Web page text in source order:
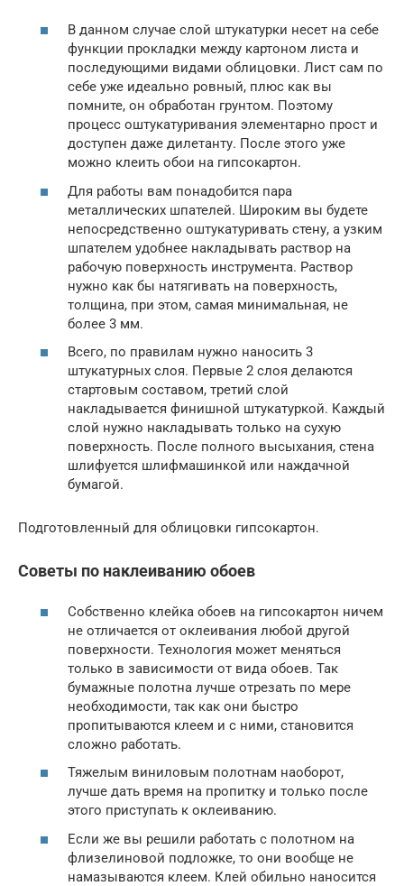
В данном случае слой штукатурки несет на себе
функции прокладки между картоном листа и
последующими видами облицовки. Лист сам по
себе уже идеально ровный, плюс как вы
помните, он обработан грунтом. Поэтому
процесс оштукатуривания элементарно прост и
доступен даже дилетанту. После этого уже
можно клеить обои на гипсокартон.
Для работы вам понадобится пара
металлических шпателей. Широким вы будете
непосредственно оштукатуривать стену, а узким
шпателем удобнее накладывать раствор на
рабочую поверхность инструмента. Раствор
нужно как бы натягивать на поверхность,
толщина, при этом, самая минимальная, не
более 3 мм.
Всего, по правилам нужно наносить 3
штукатурных слоя. Первые 2 слоя делаются
стартовым составом, третий слой
накладывается финишной штукатуркой. Каждый
слой нужно накладывать только на сухую
поверхность. После полного высыхания, стена
шлифуется шлифмашинкой или наждачной
бумагой.
Подготовленный для облицовки гипсокартон.
Советы по наклеиванию обоев
Собственно клейка обоев на гипсокартон ничем
не отличается от оклеивания любой другой
поверхности. Технология может меняться
только в зависимости от вида обоев. Так
бумажные полотна лучше отрезать по мере
необходимости, так как они быстро
пропитываются клеем и с ними, становится
сложно работать.
Тяжелым виниловым полотнам наоборот,
лучше дать время на пропитку и только после
этого приступать к оклеиванию.
Если же вы решили работать с полотном на
флизелиновой подложке, то они вообще не
намазываются клеем. Клей обильно наносится